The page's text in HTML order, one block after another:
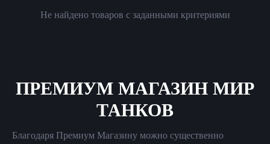
Не найдено товаров с заданными критериями
ПРЕМИУМ МАГАЗИН МИР
ТАНКОВ
Благодаря Премиум Магазину можно существенно